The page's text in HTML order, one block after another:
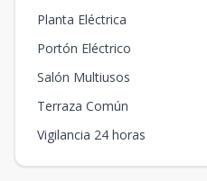
Planta Eléctrica
Portón Eléctrico
Salón Multiusos
Terraza Común
Vigilancia 24 horas